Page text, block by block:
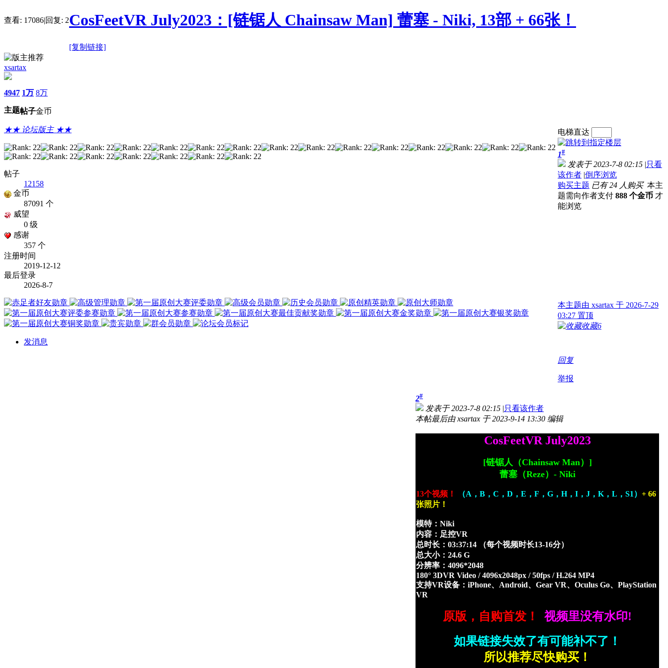
查看: 17086|回复: 2CosFeetVR July2023：[链锯人 Chainsaw Man] 蕾塞 - Niki, 13部 + 66张！
[复制链接]
xsartax
4947
主题
1万
帖子
8万
金币
★★ 论坛版主 ★★
帖子
12158
金币
87091 个
威望
0 级
感谢
357 个
注册时间
2019-12-12
最后登录
2026-8-7
发消息
电梯直达
1#
发表于 2023-7-8 02:15 |只看
该作者 |倒序浏览
购买主题 已有 24 人购买 本主
题需向作者支付 888 个金币 才
能浏览
本主题由 xsartax 于 2026-7-29
03:27 置顶
收藏6
回复
举报
2#
发表于 2023-7-8 02:15 |只看该作者
本帖最后由 xsartax 于 2023-9-14 13:30 编辑
CosFeetVR July2023
[链锯人 （Chainsaw Man） ]
蕾塞（Reze）- Niki
13个视频！ （A，B，C，D，E，F，G，H，I，J，K ， L ，S1 ） + 66
张照片！
模特：Niki
内容： 足控VR
总时长：03:37:14 （每个视频时长13-16分）
总大小：24.6 G
分辨率：4096*2048
180° 3DVR Video / 4096x2048px / 50fps / H.264 MP4
支持VR设备：iPhone、Android、Gear VR、Oculus Go、PlayStation
VR
原版，自购首发！ 视频里没有水印!
如果链接失效了有可能补不了！
所以推荐尽快购买！